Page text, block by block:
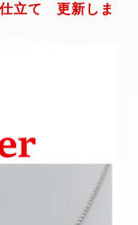
立て 更新しま